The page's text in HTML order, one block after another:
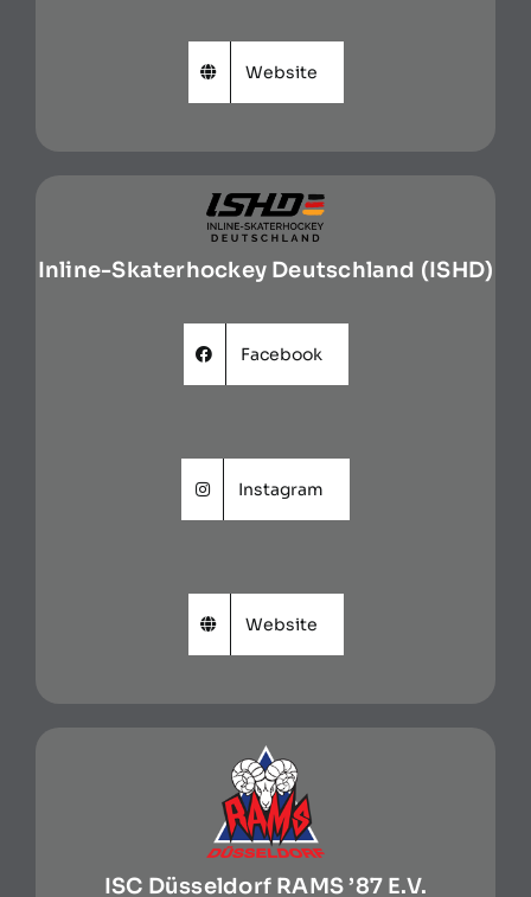
Website
Inline-Skaterhockey Deutschland (ISHD)
Facebook
Instagram
Website
ISC Düsseldorf RAMS ’87 E.V.